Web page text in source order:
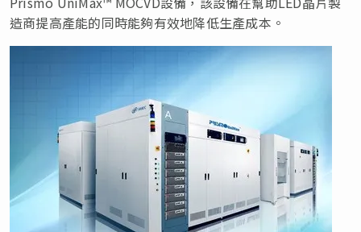
造商提高產能的同時能夠有效地降低生產成本。